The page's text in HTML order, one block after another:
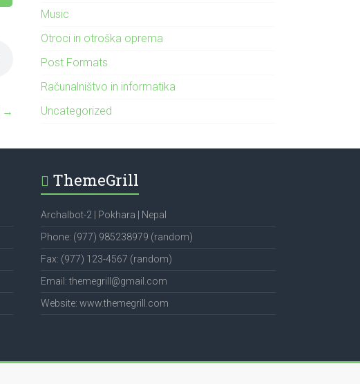
→
Music
Otroci in otroška oprema
Post Formats
Računalništvo in informatika
Uncategorized
ThemeGrill
Archalbot-2 | Pokhara | Nepal
Phone: (977) 985238979 (random)
Fax: (977) 123-4567 (random)
Email: themegrill@gmail.com
Website: www.themegrill.com